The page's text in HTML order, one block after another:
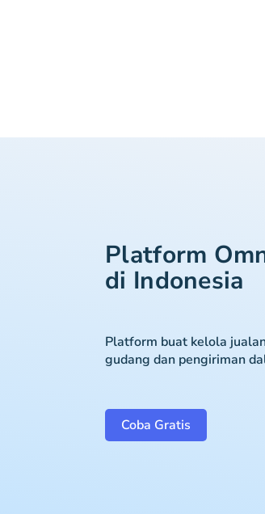
Platform
di Indonesia
Platform buat kelola
gudang dan pengiriman
Coba Gratis